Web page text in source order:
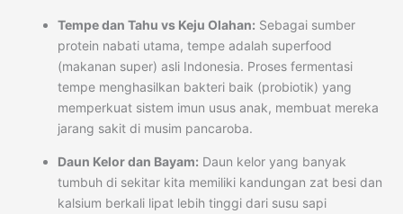
Tempe dan Tahu vs Keju Olahan: Sebagai sumber
protein nabati utama, tempe adalah superfood
(makanan super) asli Indonesia. Proses fermentasi
tempe menghasilkan bakteri baik (probiotik) yang
memperkuat sistem imun usus anak, membuat mereka
jarang sakit di musim pancaroba.
Daun Kelor dan Bayam: Daun kelor yang banyak
tumbuh di sekitar kita memiliki kandungan zat besi dan
kalsium berkali lipat lebih tinggi dari susu sapi